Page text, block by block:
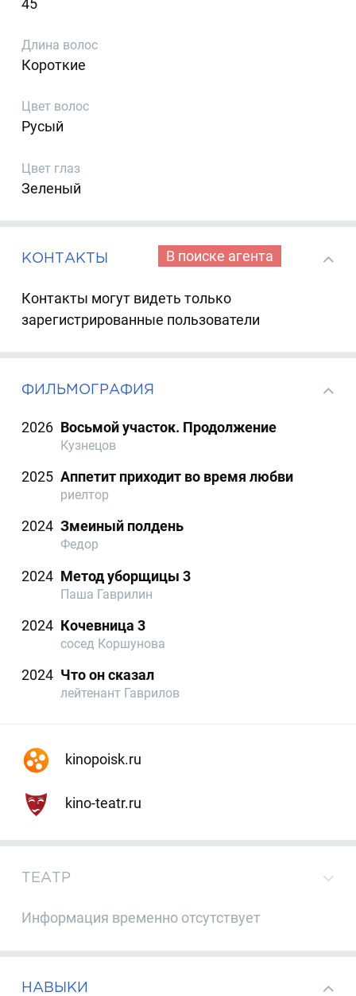
45
Длина волос
Короткие
Цвет волос
Русый
Цвет глаз
Зеленый
КОНТАКТЫ В поиске агента
Контакты могут видеть только
зарегистрированные пользователи
ФИЛЬМОГРАФИЯ
2026 Восьмой участок. Продолжение
Кузнецов
2025 Аппетит приходит во время любви
риелтор
2024 Змеиный полдень
Федор
2024 Метод уборщицы 3
Паша Гаврилин
2024 Кочевница 3
сосед Коршунова
2024 Что он сказал
лейтенант Гаврилов
kinopoisk.ru
kino-teatr.ru
ТЕАТР
Информация временно отсутствует
НАВЫКИ